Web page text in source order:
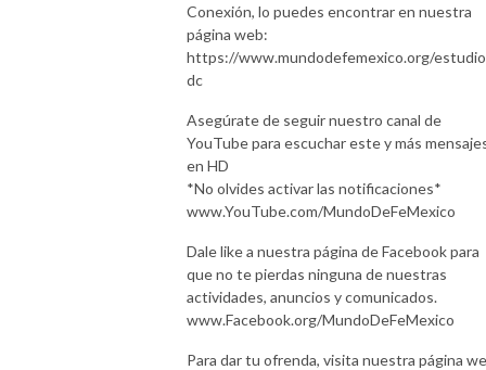
Conexión, lo puedes encontrar en nuestra
página web:
https://www.mundodefemexico.org/
dc
Asegúrate de seguir nuestro canal de
YouTube para escuchar este y más
en HD
*No olvides activar las notificaciones*
www.YouTube.com/MundoDeFeMexico
Dale like a nuestra página de Facebook para
que no te pierdas ninguna de nuestras
actividades, anuncios y comunicados.
www.Facebook.org/MundoDeFeMexico
Para dar tu ofrenda, visita nuestra página